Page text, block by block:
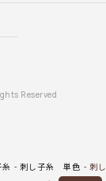
Reserved
刺し子糸 単色
刺